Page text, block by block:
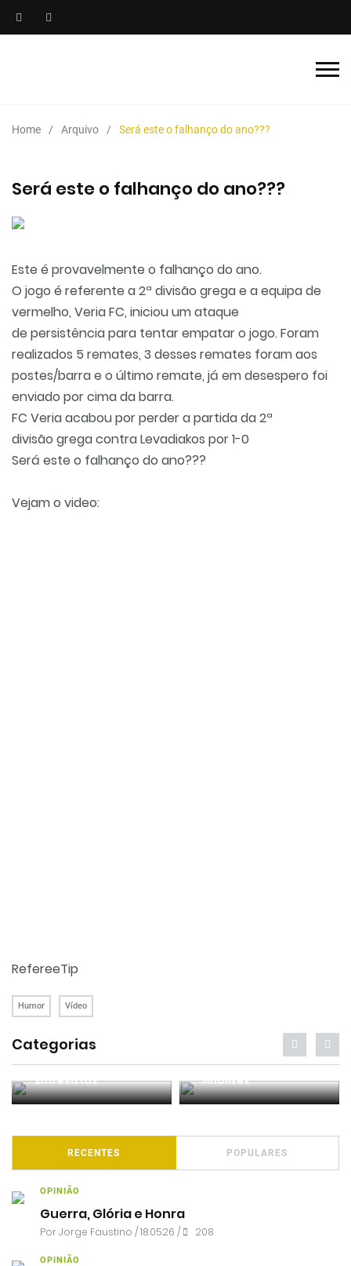
Home Arquivo Será este o falhanço do ano???
Será este o falhanço do ano???
Este é provavelmente o falhanço do ano.
O jogo é referente a 2ª divisão grega e a equipa de
vermelho, Veria FC, iniciou um ataque
de persistência para tentar empatar o jogo. Foram
realizados 5 remates, 3 desses remates foram aos
postes/barra e o último remate, já em desespero foi
enviado por cima da barra.
FC Veriaacabouporperderapartidada 2ª
divisão gregacontraLevadiakos por 1-0
Será este o falhanço do ano???
Vejam o video:
RefereeTip
Humor Vídeo
Categorias
Entrevistas Análises
RECENTES POPULARES
OPINIÃO
Guerra, Glória e Honra
PorJorge Faustino / 18.05.26 / 208
OPINIÃO